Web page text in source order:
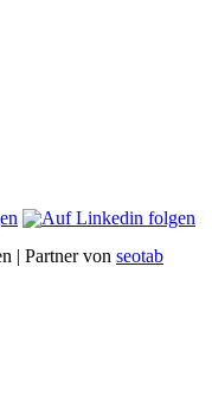
| Partner von seotab